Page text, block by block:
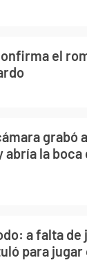
el
grabó
abría la
a falta
para jugar